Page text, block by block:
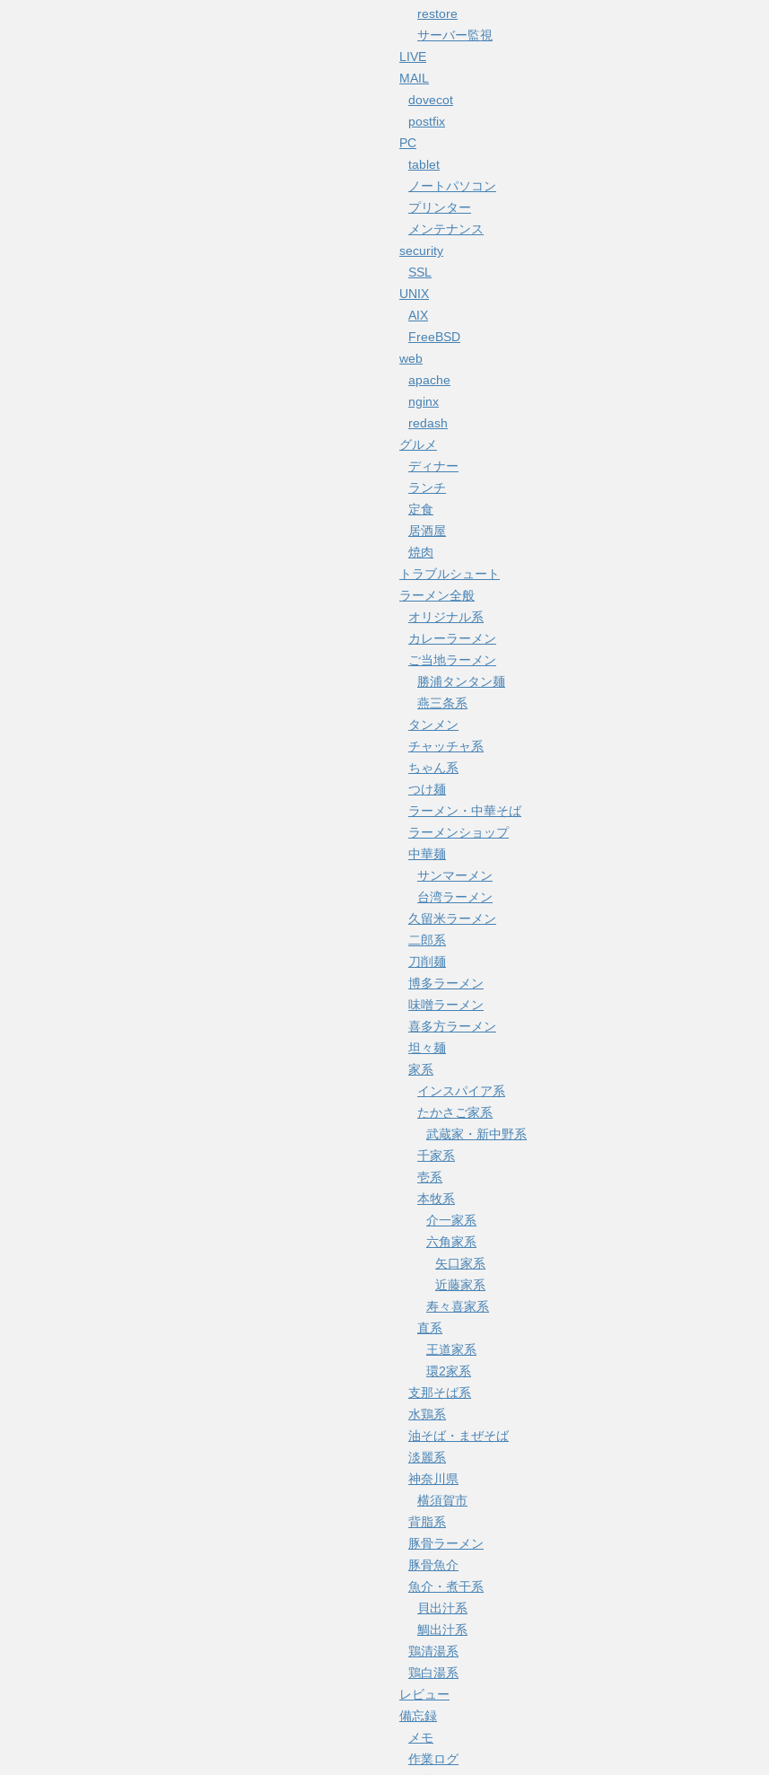
restore
サーバー監視
LIVE
MAIL
dovecot
postfix
PC
tablet
ノートパソコン
プリンター
メンテナンス
security
SSL
UNIX
AIX
FreeBSD
web
apache
nginx
redash
グルメ
ディナー
ランチ
定食
居酒屋
焼肉
トラブルシュート
ラーメン全般
オリジナル系
カレーラーメン
ご当地ラーメン
勝浦タンタン麺
燕三条系
タンメン
チャッチャ系
ちゃん系
つけ麺
ラーメン・中華そば
ラーメンショップ
中華麺
サンマーメン
台湾ラーメン
久留米ラーメン
二郎系
刀削麺
博多ラーメン
味噌ラーメン
喜多方ラーメン
坦々麺
家系
インスパイア系
たかさご家系
武蔵家・新中野系
千家系
壱系
本牧系
介一家系
六角家系
矢口家系
近藤家系
寿々喜家系
直系
王道家系
環2家系
支那そば系
水鶏系
油そば・まぜそば
淡麗系
神奈川県
横須賀市
背脂系
豚骨ラーメン
豚骨魚介
魚介・煮干系
貝出汁系
鯛出汁系
鶏清湯系
鶏白湯系
レビュー
備忘録
メモ
作業ログ